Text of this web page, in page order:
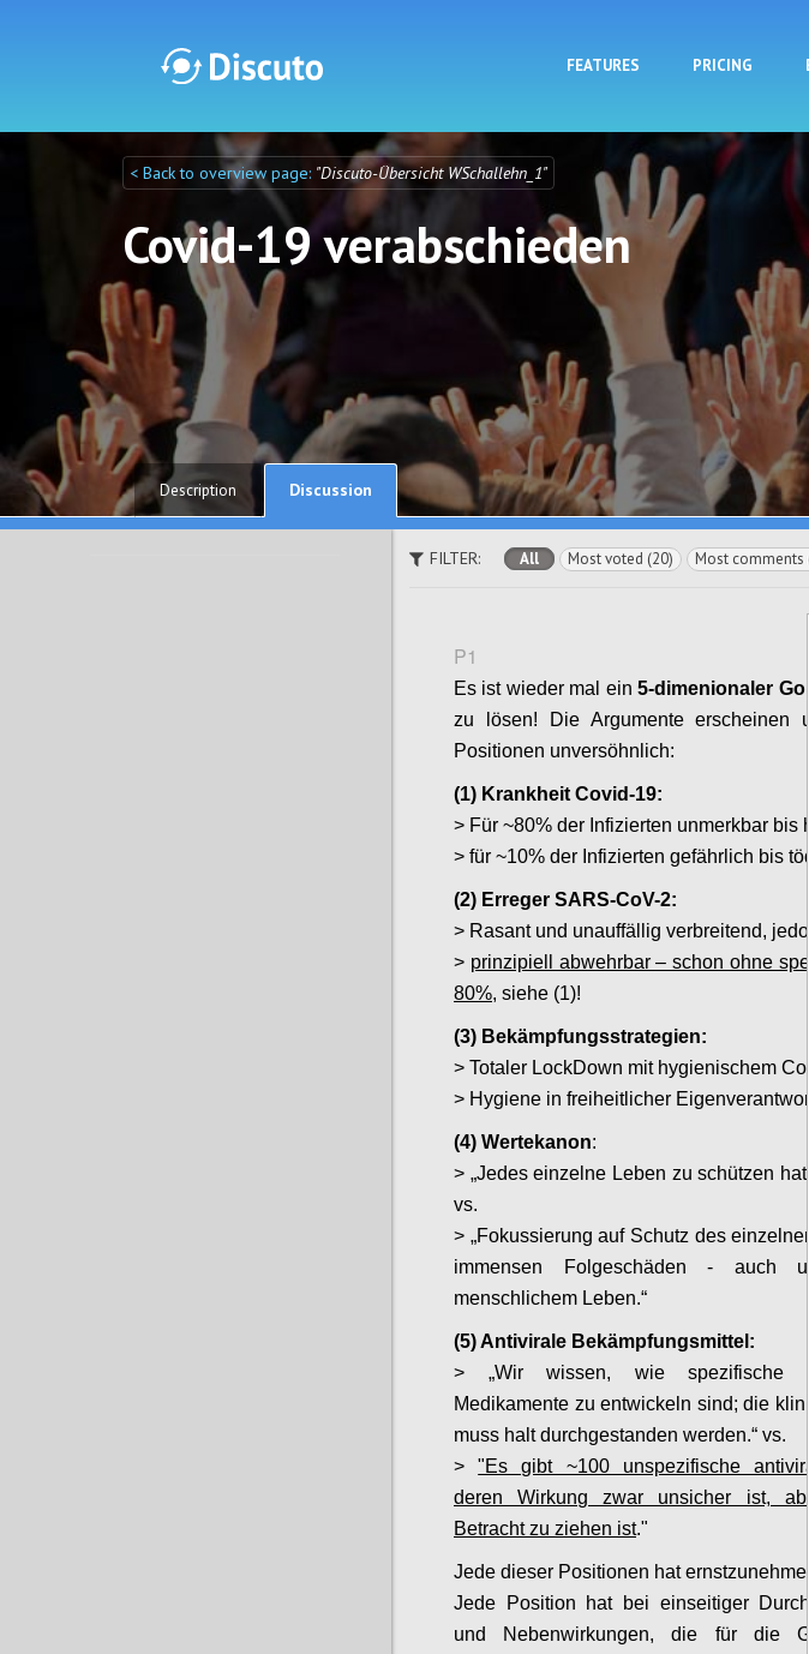
FEATURES PRICING
Discuto
< Back to overview page: "Discuto-Übersicht WSchallehn_1"
Covid-19 verabschieden
Description
Discussion
FILTER: All Most voted (20) Most comments
P1
Es ist wieder mal ein5-dimenionaler
zu lösen! Die Argumente erscheinen
Positionen unversöhnlich:
(1) Krankheit Covid-19:
> Für ~80% der Infizierten unmerkbar bis
> für ~10% der Infizierten gefährlich bis
(2) Erreger SARS-CoV-2:
> Rasant und unauffällig verbreitend,
> prinzipiell abwehrbar – schon ohne
80%, siehe (1)!
(3) Bekämpfungsstrategien:
> Totaler LockDown mit hygienischem
> Hygiene in freiheitlicher
(4) Wertekanon:
> „Jedes einzelne Leben zu schützen hat
vs.
> „Fokussierung auf Schutz des
immensen Folgeschäden - auch
menschlichem Leben.“
(5) Antivirale Bekämpfungsmittel:
> „Wir wissen, wie spezifische
Medikamente zu entwickeln sind; die
muss halt durchgestanden werden.“ vs.
>"Es gibt ~100 unspezifische
deren Wirkung zwar unsicher ist,
Betracht zu ziehen ist."
Jede dieser Positionen hat
Jede Position hat bei einseitiger
und Nebenwirkungen, die für die